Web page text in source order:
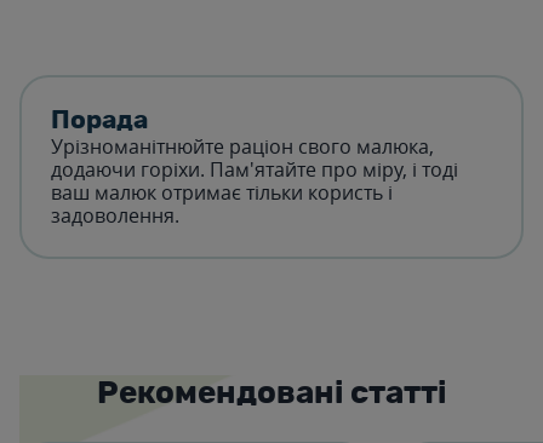
Порада
Урізноманітнюйте раціон свого малюка,
додаючи горіхи. Пам'ятайте про міру, і тоді
ваш малюк отримає тільки користь і
задоволення.
Рекомендовані статті